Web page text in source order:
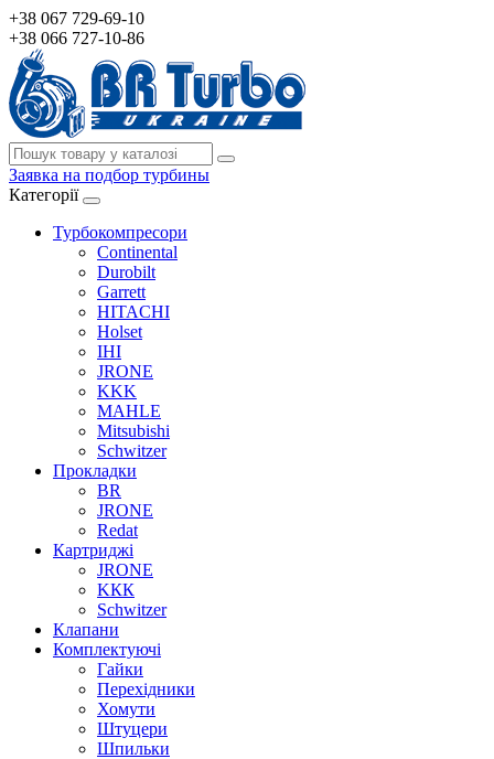
+38 067 729-69-10
+38 066 727-10-86
Заявка на подбор турбины
Категорії
Турбокомпресори
Continental
Durobilt
Garrett
HITACHI
Holset
IHI
JRONE
KKK
MAHLE
Mitsubishi
Schwitzer
Прокладки
BR
JRONE
Redat
Картриджі
JRONE
KКК
Schwitzer
Клапани
Комплектуючі
Гайки
Перехідники
Хомути
Штуцери
Шпильки